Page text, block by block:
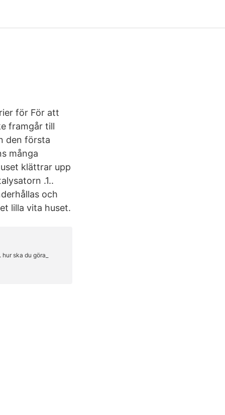
för För att
framgår till
den första
många
klättrar upp
.1..
och
lilla vita huset.